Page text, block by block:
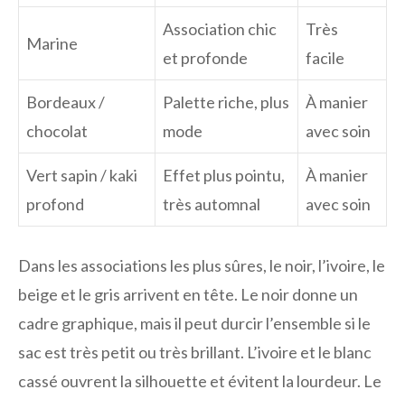
Marine
Association chic
et profonde
Très
facile
Bordeaux /
chocolat
Palette riche, plus
mode
À manier
avec soin
Vert sapin / kaki
profond
Effet plus pointu,
très automnal
À manier
avec soin
Dans les associations les plus sûres, le noir, l’ivoire, le
beige et le gris arrivent en tête. Le noir donne un
cadre graphique, mais il peut durcir l’ensemble si le
sac est très petit ou très brillant. L’ivoire et le blanc
cassé ouvrent la silhouette et évitent la lourdeur. Le